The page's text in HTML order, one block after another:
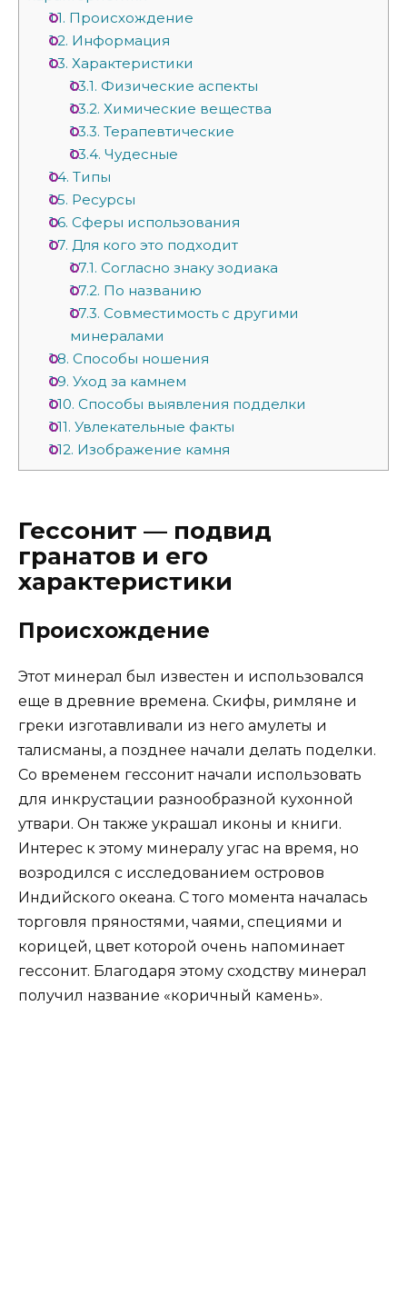
1.1. Происхождение
1.2. Информация
1.3. Характеристики
1.3.1. Физические аспекты
1.3.2. Химические вещества
1.3.3. Терапевтические
1.3.4. Чудесные
1.4. Типы
1.5. Ресурсы
1.6. Сферы использования
1.7. Для кого это подходит
1.7.1. Согласно знаку зодиака
1.7.2. По названию
1.7.3. Совместимость с другими
минералами
1.8. Способы ношения
1.9. Уход за камнем
1.10. Способы выявления подделки
1.11. Увлекательные факты
1.12. Изображение камня
Гессонит — подвид
гранатов и его
характеристики
Происхождение
Этот минерал был известен и использовался
еще в древние времена. Скифы, римляне и
греки изготавливали из него амулеты и
талисманы, а позднее начали делать поделки.
Со временем гессонит начали использовать
для инкрустации разнообразной кухонной
утвари. Он также украшал иконы и книги.
Интерес к этому минералу угас на время, но
возродился с исследованием островов
Индийского океана. С того момента началась
торговля пряностями, чаями, специями и
корицей, цвет которой очень напоминает
гессонит. Благодаря этому сходству минерал
получил название «коричный камень».